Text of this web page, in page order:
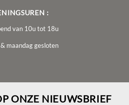
:
van 10u tot 18u
maandag gesloten
ONZE NIEUWSBRIEF